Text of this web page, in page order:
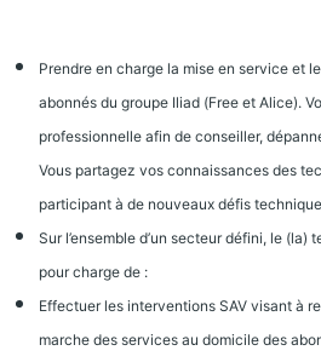
Prendre en charge la mise en service et
abonnés du groupe Iliad (Free et Alice).
professionnelle afin de conseiller,
Vous partagez vos connaissances des
participant à de nouveaux défis
Sur l’ensemble d’un secteur défini, le
pour charge de :
Effectuer les interventions SAV visant à
marche des services au domicile des